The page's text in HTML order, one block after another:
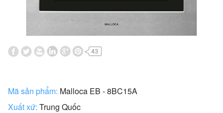
Mã sản phẩm: Malloca EB - 8BC15A
Xuất xứ: Trung Quốc